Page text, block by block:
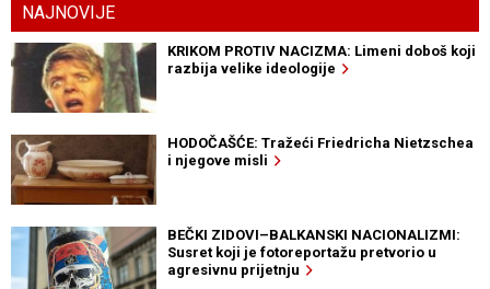
NAJNOVIJE
KRIKOM PROTIV NACIZMA: Limeni doboš koji
razbija velike ideologije
HODOČAŠĆE: Tražeći Friedricha Nietzschea
i njegove misli
BEČKI ZIDOVI–BALKANSKI NACIONALIZMI:
Susret koji je fotoreportažu pretvorio u
agresivnu prijetnju